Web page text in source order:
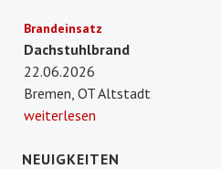
Brandeinsatz
Dachstuhlbrand
22.06.2026
Bremen, OT Altstadt
weiterlesen
NEUIGKEITEN